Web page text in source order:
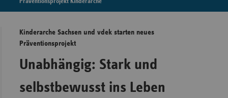
Präventionsprojekt Kinderarche
Kinderarche Sachsen und vdek starten neues
Präventionsprojekt
Unabhängig: Stark und
selbstbewusst ins Leben